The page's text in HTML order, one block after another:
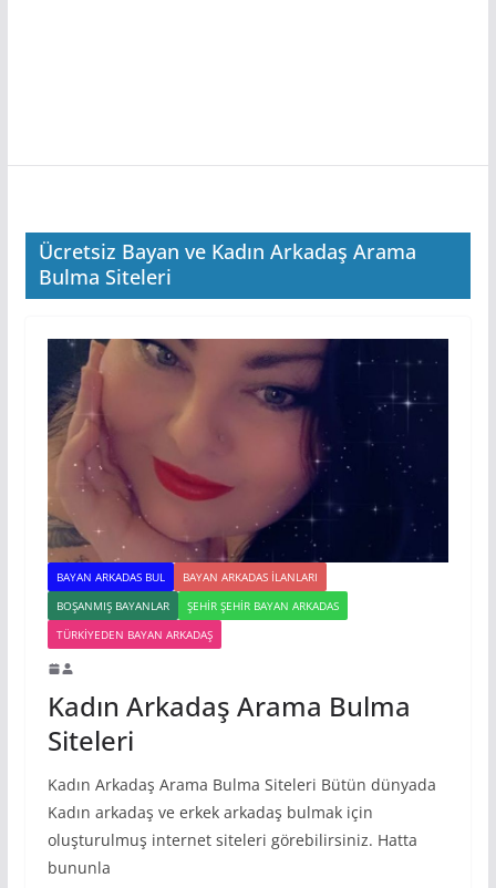
Ücretsiz Bayan ve Kadın Arkadaş Arama
Bulma Siteleri
BAYAN ARKADAS BUL
BAYAN ARKADAS ILANLARI
BOŞANMIŞ BAYANLAR
ŞEHIR ŞEHIR BAYAN ARKADAS
TÜRKIYEDEN BAYAN ARKADAŞ
Kadın Arkadaş Arama Bulma
Siteleri
Kadın Arkadaş Arama Bulma Siteleri Bütün dünyada
Kadın arkadaş ve erkek arkadaş bulmak için
oluşturulmuş internet siteleri görebilirsiniz. Hatta
bununla